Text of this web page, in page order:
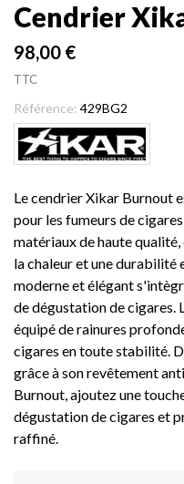
Cendrier
98,00 €
TTC
Référence: 429BG2
Le cendrier Xikar Burnout
pour les fumeurs de
matériaux de haute
la chaleur et une durabilité
moderne et élégant
de dégustation de cigares.
équipé de rainures
cigares en toute stabilité.
grâce à son revêtement
Burnout, ajoutez une
dégustation de cigares et
raffiné.